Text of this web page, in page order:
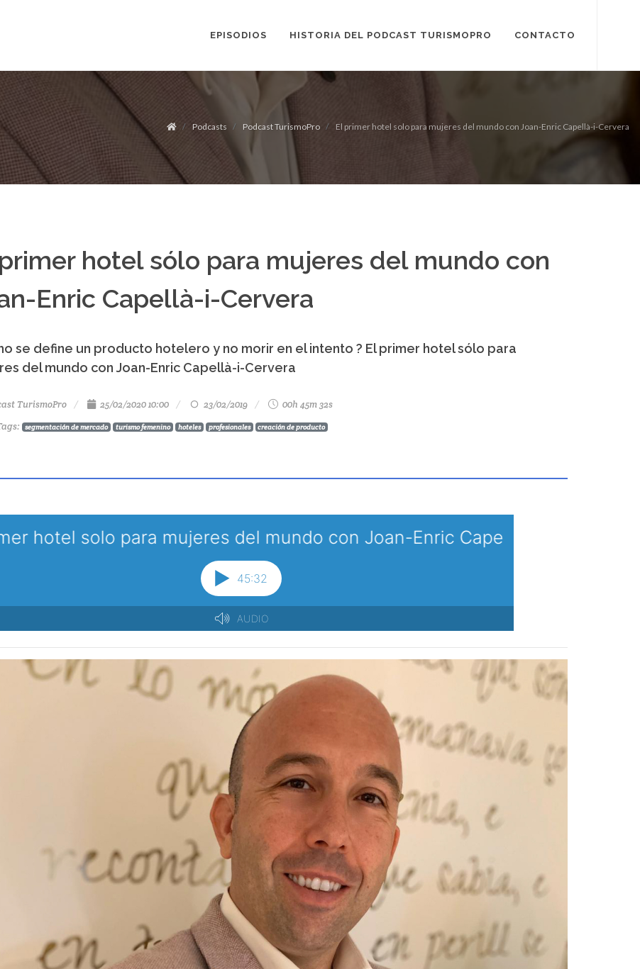
EPISODIOS HISTORIA DEL PODCAST TURISMOPRO CONTACTO
Podcasts Podcast TurismoPro El primer hotel solo para mujeres del mundo con Joan-Enric Capellà-i-Cervera
hotel sólo para mujeres del mundo con
Enric Capellà-i-Cervera
se define un producto hotelero y no morir en el intento ? El primer hotel sólo para
del mundo con Joan-Enric Capellà-i-Cervera
TurismoPro 25/02/2020 10:00 23/02/2019
00h 45m 32s
: segmentación de mercado turismo femenino hoteles profesionales creación de producto